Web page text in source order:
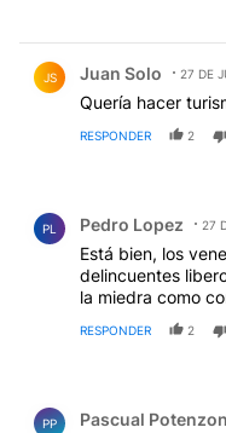
JS Juan Solo 27 DE
Quería hacer
RESPONDER 2
PL Pedro Lopez 27
Está bien, los
delincuentes
la miedra como
RESPONDER 2
PP Pascual